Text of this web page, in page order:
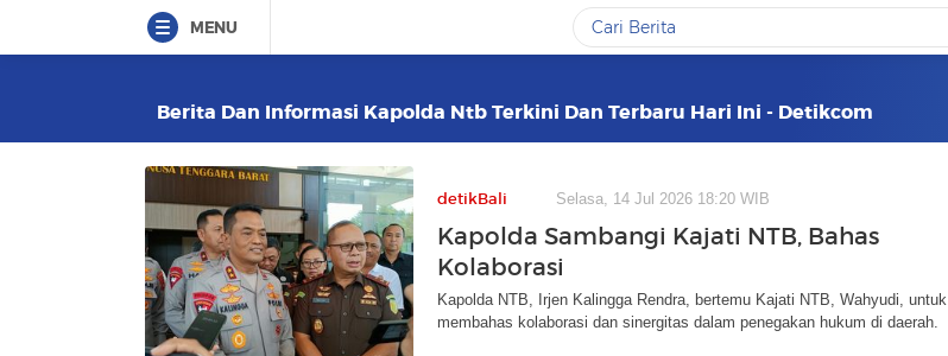
MENU
Berita Dan Informasi Kapolda Ntb Terkini Dan Terbaru Hari Ini - Detikcom
detikBali Selasa, 14 Jul 2026 18:20 WIB
Kapolda Sambangi Kajati NTB, Bahas
Kolaborasi
Kapolda NTB, Irjen Kalingga Rendra, bertemu Kajati NTB, Wahyudi, untuk
membahas kolaborasi dan sinergitas dalam penegakan hukum di daerah.